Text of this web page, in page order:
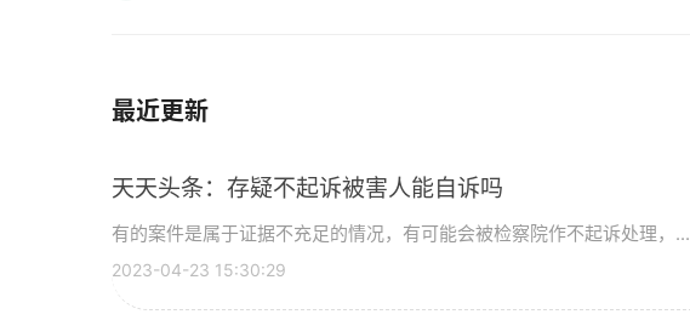
最近更新
天天头条：存疑不起诉被害人能自诉吗
有的案件是属于证据不充足的情况，有可能会被检察院作不起诉处理，...
2023-04-23 15:30:29